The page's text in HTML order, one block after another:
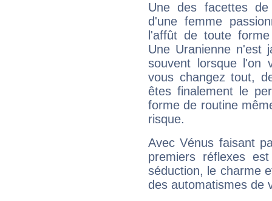
Une des facettes
d'une femme
l'affût de toute
Une Uranienne n'est
souvent lorsque l'on
vous changez tout,
êtes finalement le
forme de routine
risque.
Avec Vénus faisant
premiers réflexes
séduction, le charme
des automatismes de